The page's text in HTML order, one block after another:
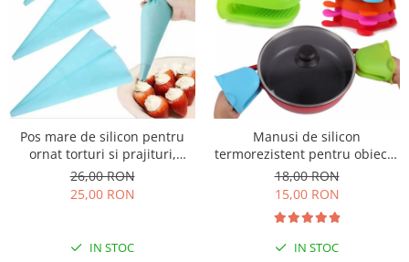
Pos mare de silicon pentru
ornat torturi si prajituri,
reutilizabil, 46cm
26,00 RON
25,00 RON
IN STOC
Manusi de silicon
termorezistent pentru obiecte
fierbinti
18,00 RON
15,00 RON
IN STOC